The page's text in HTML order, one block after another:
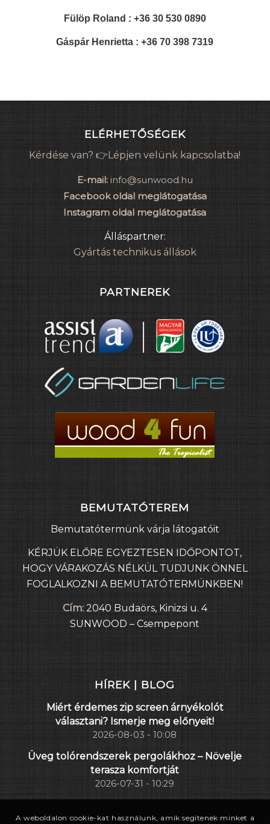
Fülöp Roland : +36 30 530 0890
Gáspár Henrietta : +36 70 398 7319
ELÉRHETŐSÉGEK
Kérdése van? 👉Lépjen velünk kapcsolatba!
E-mail: info@sunwood.hu
Facebook oldal meglátogatása
Instagram oldal meglátogatása
Álláspartner:
Gyártás technikus állások
PARTNEREK
BEMUTATÓTEREM
Bemutatótermünk várja látogatóit
KÉRJÜK ELŐRE EGYEZTESEN IDŐPONTOT,
HOGY VÁRAKOZÁS NÉLKÜL TUDJUNK ÖNNEL
FOGLALKOZNI A BEMUTATÓTERMÜNKBEN!
Cím:2040 Budaörs, Kinizsi u. 4
SUNWOOD – Csempepont
HÍREK | BLOG
Miért érdemes zip screen árnyékolót
választani? Ismerje meg előnyeit!
2026-08-03 - 10:08
Üveg tolórendszerek pergolákhoz – Növelje
terasza komfortját
2026-07-31 - 10:29
A weboldalon cookie-kat használunk, amik segítenek minket a